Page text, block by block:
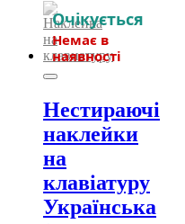
Нестираючі
наклейки
на
клавіатуру
Українська